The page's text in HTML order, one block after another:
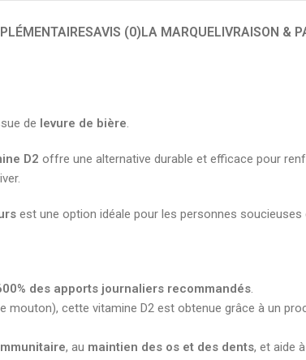
AVIS (0)LA MARQUELIVRAISON &
de levure de bière.
D2 offre une alternative durable et efficace pour
est une option idéale pour les personnes soucieuses
des apports journaliers recommandés.
mouton), cette vitamine D2 est obtenue grâce à un
, au maintien des os et des dents, et aide